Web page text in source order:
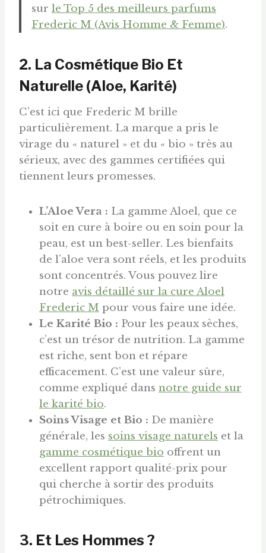
sur le Top 5 des meilleurs parfums
Frederic M (Avis Homme & Femme).
2. La Cosmétique Bio Et
Naturelle (Aloe, Karité)
C’est ici que Frederic M brille
particulièrement. La marque a pris le
virage du « naturel » et du « bio » très au
sérieux, avec des gammes certifiées qui
tiennent leurs promesses.
L’Aloe Vera : La gamme Aloel, que ce
soit en cure à boire ou en soin pour la
peau, est un best-seller. Les bienfaits
de l’aloe vera sont réels, et les produits
sont concentrés. Vous pouvez lire
notre avis détaillé sur la cure Aloel
Frederic M pour vous faire une idée.
Le Karité Bio : Pour les peaux sèches,
c’est un trésor de nutrition. La gamme
est riche, sent bon et répare
efficacement. C’est une valeur sûre,
comme expliqué dans notre guide sur
le karité bio.
Soins Visage et Bio : De manière
générale, les soins visage naturels et la
gamme cosmétique bio offrent un
excellent rapport qualité-prix pour
qui cherche à sortir des produits
pétrochimiques.
3. Et Les Hommes ?